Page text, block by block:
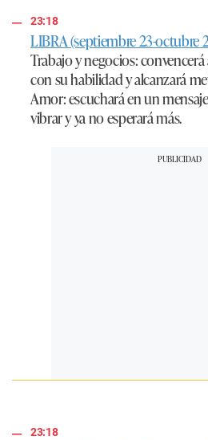
23:18
LIBRA (septiembre 23-octubre
Trabajo y negocios:
con su habilidad y alcanzará
Amor:escuchará en un
vibrar y ya no esperará más.
23:18